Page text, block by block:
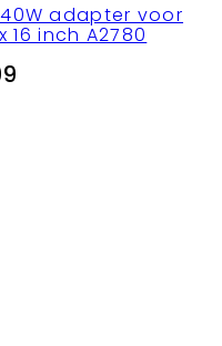
adapter voor
16 inch A2780